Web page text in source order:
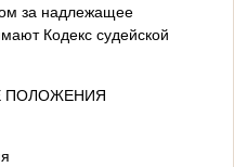
за надлежащее
Кодекс судейской
ПОЛОЖЕНИЯ